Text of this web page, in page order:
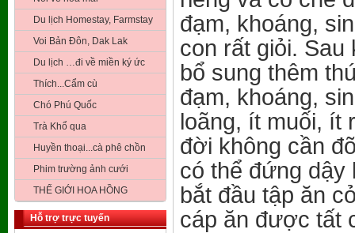
Du lịch Homestay, Farmstay
Voi Bản Đôn, Dak Lak
Du lịch …đi về miền ký ức
Thích...Cẩm cù
Chó Phú Quốc
Trà Khổ qua
Huyền thoại...cà phê chồn
Phim trường ảnh cưới
THẾ GIỚI HOA HỒNG
Hỗ trợ trực tuyến
đạm, khoáng,
con rất giỏi. Sau
bổ sung thêm
đạm, khoáng,
loãng, ít muối, ít
đời không cần
có thể đứng dậy
bắt đầu tập ăn
cáp ăn được tất